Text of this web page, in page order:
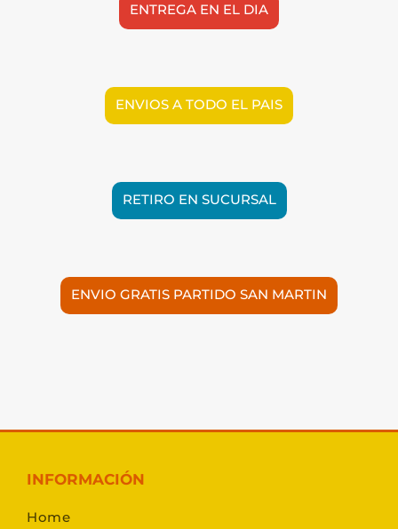
ENTREGA EN EL DIA
ENVIOS A TODO EL PAIS
RETIRO EN SUCURSAL
ENVIO GRATIS PARTIDO SAN MARTIN
INFORMACIÓN
Home